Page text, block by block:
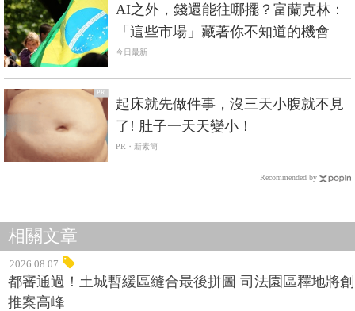
AI之外，錢還能往哪擺？富蘭克林：
「這些市場」藏著你不知道的機會
今日最新
PR
起床就先做件事，沒三天小腹就不見
了! 肚子一天天變小！
PR・新素簡
Recommended by
相關文章
2026.08.07
都審通過！土城暫緩區縫合最後拼圖 司法園區釋地將創
推案高峰